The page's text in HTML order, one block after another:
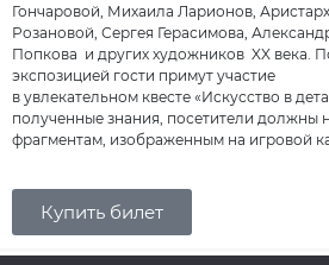
Гончаровой, Михаила Ларионов,
Розановой, Сергея Герасимова,
Попкова и других художников XX века.
экспозицией гости примут участие
в увлекательном квесте «Искусство в
полученные знания, посетители должны
фрагментам, изображенным на игровой
Купить билет